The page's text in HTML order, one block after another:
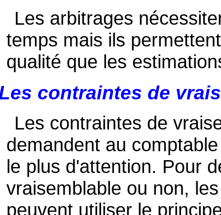
Les arbitrages
temps mais ils
qualité que les
contraintes de
Les contraintes de
demandent au
le plus d'attention. Pour
vraisemblable ou non,
peuvent utiliser le